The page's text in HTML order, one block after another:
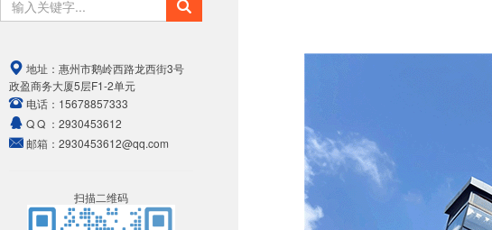
地址： 惠州市鹅岭西路龙西街3号
政盈商务大厦5层F1-2单元
电话： 15678857333
Q Q ： 2930453612
邮箱： 2930453612@qq.com
扫描二维码